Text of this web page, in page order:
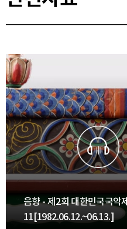
음향 - 제2회 대한민국국악제
11[1982.06.12.~06.13.]